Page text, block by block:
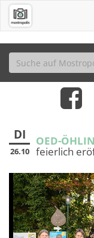
DI
26.10
OED-
feierlich